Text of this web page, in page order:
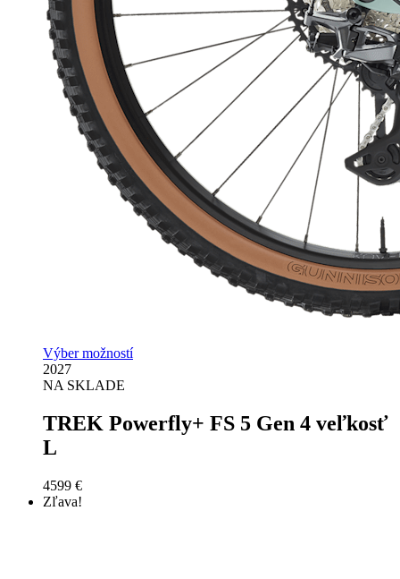
Výber možností
2027
NA SKLADE
TREK Powerfly+ FS 5 Gen 4 veľkosť
L
4599 €
Zľava!